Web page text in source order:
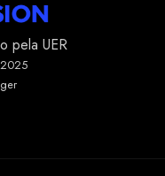
pela UER